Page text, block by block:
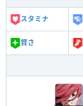
スタミナ
賢さ